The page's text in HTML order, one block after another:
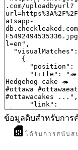
gateaucaen#cake
www.tiktok.com·
10
In pictures: Amazing
www.corkbeo.ie· Cork
ข้อมูลดิบสำหรับการ
ได้รับการสนับส